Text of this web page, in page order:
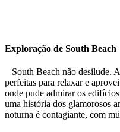
Exploração de South Beach
South Beach não desilude.
perfeitas para relaxar e
onde pude admirar os
uma história dos glamorosos
noturna é contagiante, com